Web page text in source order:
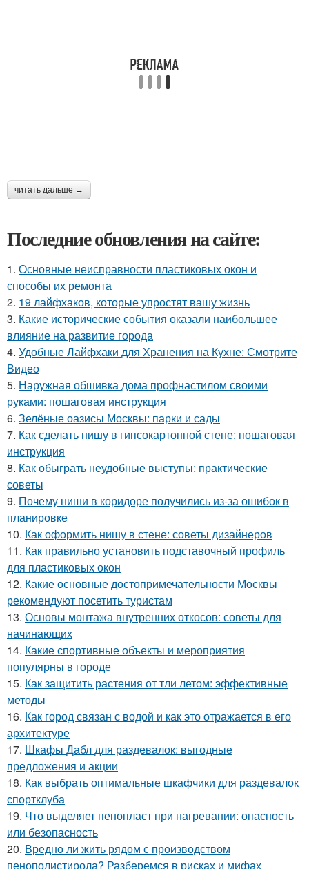
читать дальше →
Последние обновления на сайте:
1. Основные неисправности пластиковых окон и
способы их ремонта
2. 19 лайфхаков, которые упростят вашу жизнь
3. Какие исторические события оказали наибольшее
влияние на развитие города
4. Удобные Лайфхаки для Хранения на Кухне: Смотрите
Видео
5. Наружная обшивка дома профнастилом своими
руками: пошаговая инструкция
6. Зелёные оазисы Москвы: парки и сады
7. Как сделать нишу в гипсокартонной стене: пошаговая
инструкция
8. Как обыграть неудобные выступы: практические
советы
9. Почему ниши в коридоре получились из-за ошибок в
планировке
10. Как оформить нишу в стене: советы дизайнеров
11. Как правильно установить подставочный профиль
для пластиковых окон
12. Какие основные достопримечательности Москвы
рекомендуют посетить туристам
13. Основы монтажа внутренних откосов: советы для
начинающих
14. Какие спортивные объекты и мероприятия
популярны в городе
15. Как защитить растения от тли летом: эффективные
методы
16. Как город связан с водой и как это отражается в его
архитектуре
17. Шкафы Дабл для раздевалок: выгодные
предложения и акции
18. Как выбрать оптимальные шкафчики для раздевалок
спортклуба
19. Что выделяет пенопласт при нагревании: опасность
или безопасность
20. Вредно ли жить рядом с производством
пенополистирола? Разберемся в рисках и мифах